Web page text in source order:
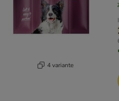
4 variante